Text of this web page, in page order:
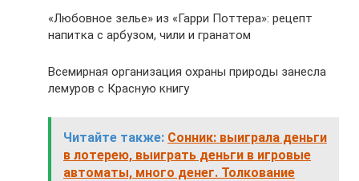
«Любовное зелье» из «Гарри Поттера»: рецепт
напитка с арбузом, чили и гранатом
Всемирная организация охраны природы занесла
лемуров с Красную книгу
Читайте также: Сонник: выиграла деньги
в лотерею, выиграть деньги в игровые
автоматы, много денег. Толкование